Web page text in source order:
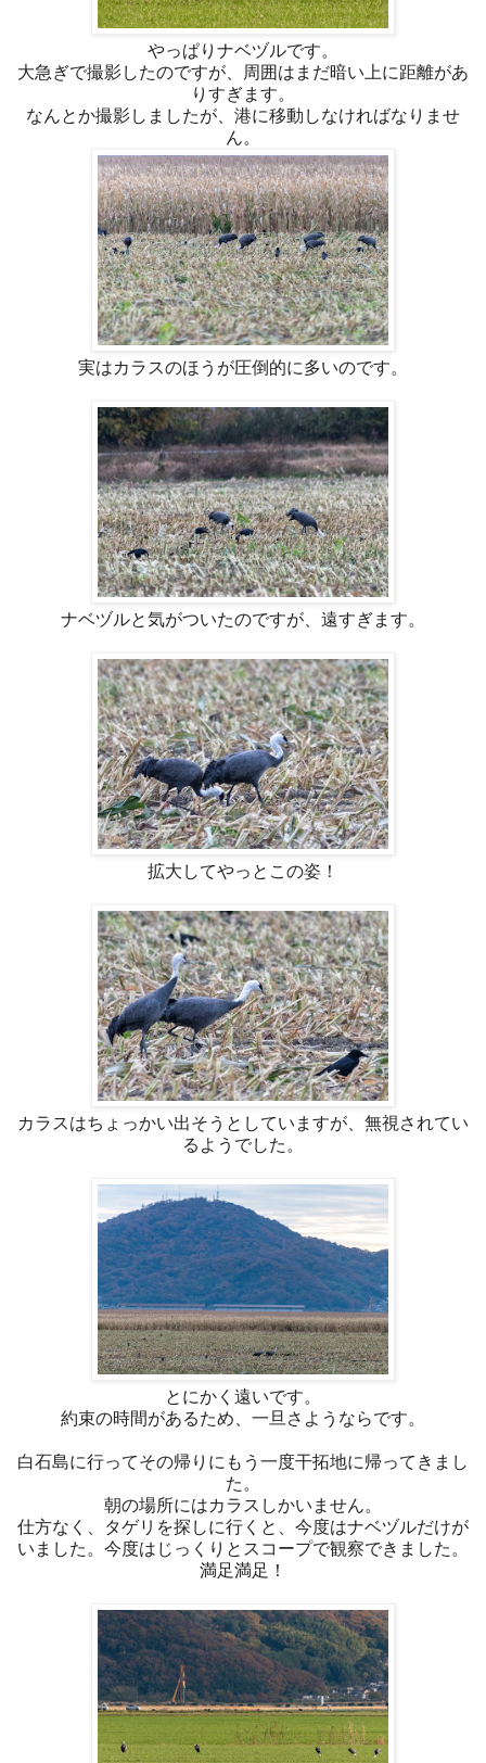
やっぱりナベヅルです。
大急ぎで撮影したのですが、周囲はまだ暗い上に距離があ
りすぎます。
なんとか撮影しましたが、港に移動しなければなりませ
ん。
実はカラスのほうが圧倒的に多いのです。
ナベヅルと気がついたのですが、遠すぎます。
拡大してやっとこの姿！
カラスはちょっかい出そうとしていますが、無視されてい
るようでした。
とにかく遠いです。
約束の時間があるため、一旦さようならです。
白石島に行ってその帰りにもう一度干拓地に帰ってきまし
た。
朝の場所にはカラスしかいません。
仕方なく、タゲリを探しに行くと、今度はナベヅルだけが
いました。今度はじっくりとスコープで観察できました。
満足満足！